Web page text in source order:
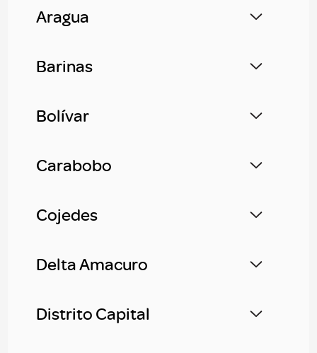
Aragua
Barinas
Bolívar
Carabobo
Cojedes
Delta Amacuro
Distrito Capital